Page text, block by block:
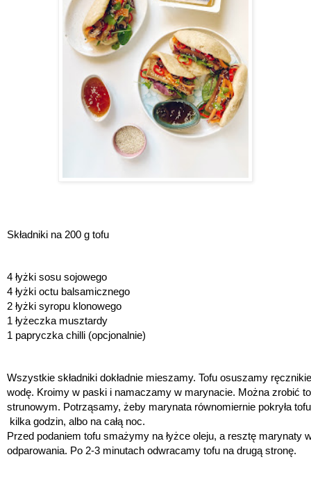
Składniki na 200 g tofu
4 łyżki sosu sojowego
4 łyżki octu balsamicznego
2 łyżki syropu klonowego
1 łyżeczka musztardy
1 papryczka chilli (opcjonalnie)
Wszystkie składniki dokładnie mieszamy. Tofu osuszamy
wodę. Kroimy w paski i namaczamy w marynacie. Można zrobić
strunowym. Potrząsamy, żeby marynata równomiernie pokryła
kilka godzin, albo na całą noc.
Przed podaniem tofu smażymy na łyżce oleju, a resztę marynaty
odparowania. Po 2-3 minutach odwracamy tofu na drugą stronę.